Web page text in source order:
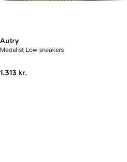
Autry
Medalist Low sneakers
1.313 kr.